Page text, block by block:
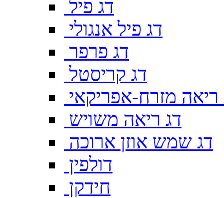
דג פיל
דג פיל אנגולי
דג פרפר
דג קריסטל
ריאה מזרח-אפריקאי
דג ריאה משויש
דג שמש אוזן ארוכה
דולפין
חידקן